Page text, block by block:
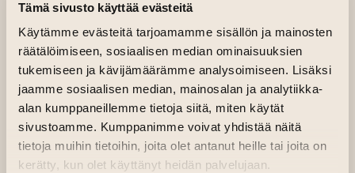
Tämä sivusto käyttää evästeitä
Käytämme evästeitä tarjoamamme sisällön ja mainosten
räätälöimiseen, sosiaalisen median ominaisuuksien
tukemiseen ja kävijämäärämme analysoimiseen. Lisäksi
jaamme sosiaalisen median, mainosalan ja analytiikka-
alan kumppaneillemme tietoja siitä, miten käytät
sivustoamme. Kumppanimme voivat yhdistää näitä
tietoja muihin tietoihin, joita olet antanut heille tai joita on
kerätty, kun olet käyttänyt heidän palvelujaan.
Näyttely avoinna 24.7.-4.8.2024
ti–su 12–18
Galleria Aski, F-rakennus
Sisäänkäynti Nunnankadulta ja Sisäpihalta
Tiina Vainio käsittelee teoksissaan kauneutta
ja sen hintaa: kosmetiikkateollisuudessa
käytettävien aineiden haitallisuutta ihmiselle ja